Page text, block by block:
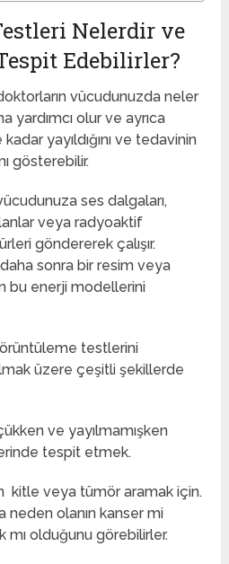
Nelerdir ve
Edebilirler?
vücudunuzda neler
yardımcı olur ve ayrıca
yayıldığını ve tedavinin
gösterebilir.
ses dalgaları,
veya radyoaktif
göndererek çalışır.
sonra bir resim veya
bu enerji modellerini
testlerini
üzere çeşitli şekillerde
ve yayılmamışken
tespit etmek.
kitle veya tümör aramak için.
neden olanın kanser mi
mı olduğunu görebilirler.